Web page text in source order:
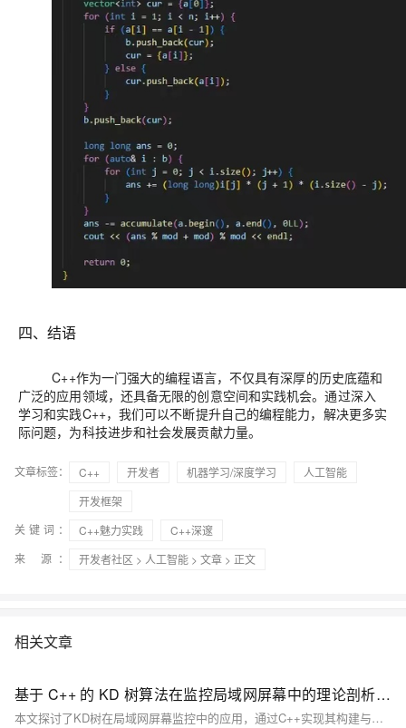
四、结语
C++作为一门强大的编程语言，不仅具有深厚的历史底蕴和
广泛的应用领域，还具备无限的创意空间和实践机会。通过深入
学习和实践C++，我们可以不断提升自己的编程能力，解决更多实
际问题，为科技进步和社会发展贡献力量。
文章标签： C++ 开发者 机器学习/深度学习
人工智能
开发框架
关键词：
C++魅力实践
C++深邃
来 源：
开发者社区 > 人工智能 > 文章 > 正文
相关文章
基于 C++ 的 KD 树算法在监控局域网屏幕中的理论剖析与工程实践研究
本文探讨了KD树在局域网屏幕监控中的应用，通过C++实现其构建与查询功能，显著提升多维数据处理效率。KD树作为一种二叉空间划分结构，适用于屏幕图像特征匹配、异常画面检测及数据压缩传输优化等场景。相比传统方法，基于KD树的方案检索效率提升2-3个数量级，但高维数据退化和动态更新等问题仍需进一步研究。未来可通过融合其他数据结构、引入深度学习及开发增量式更新算法等方式优化性能。